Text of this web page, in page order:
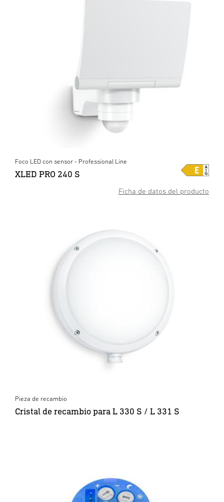
Ficha de datos del producto
Foco LED con sensor - Professional Line
XLED PRO 240 S
Pieza de recambio
Cristal de recambio para L 330 S / L 331 S